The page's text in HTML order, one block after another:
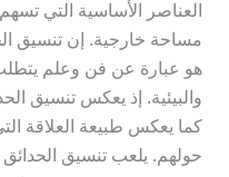
العناصر الأساسية التي
مساحة خارجية. إن تنسيق
هو عبارة عن فن وعلم يتطلب
والبيئية. إذ يعكس تنسيق
كما يعكس طبيعة العلاقة
حولهم. يلعب تنسيق الحدائق